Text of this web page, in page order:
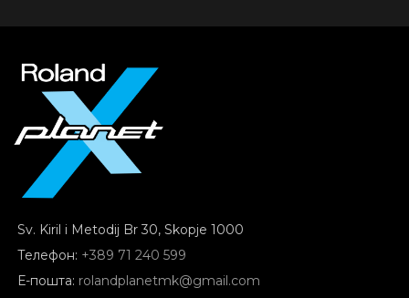
Sv. Kiril i Metodij Br 30, Skopje 1000
Телефон: +389 71 240 599
Е-пошта: rolandplanetmk@gmail.com